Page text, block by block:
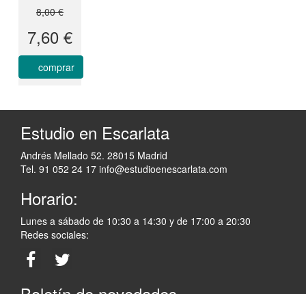
8,00 €
7,60 €
comprar
Estudio en Escarlata
Andrés Mellado 52. 28015 Madrid
Tel. 91 052 24 17 info@estudioenescarlata.com
Horario:
Lunes a sábado de 10:30 a 14:30 y de 17:00 a 20:30
Redes sociales: